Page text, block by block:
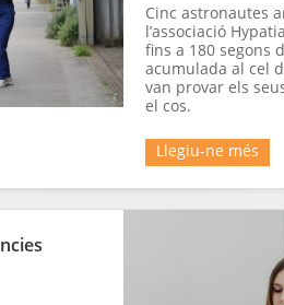
Cinc astronautes
l’associació
fins a 180 segons
acumulada al cel
van provar els
el cos.
Llegiu-ne més